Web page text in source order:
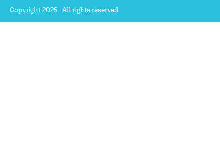
Copyright 2025 - All rights reserved